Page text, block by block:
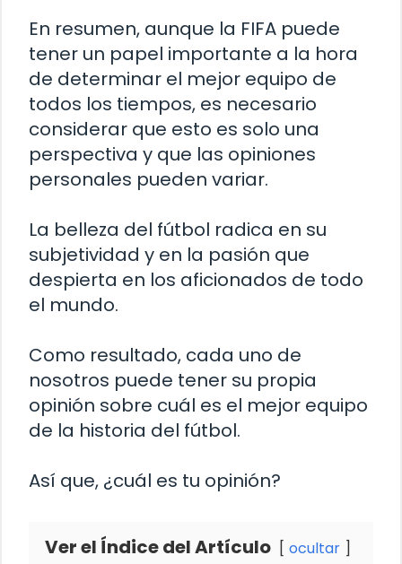
En resumen, aunque la FIFA puede
tener un papel importante a la hora
de determinar el mejor equipo de
todos los tiempos, es necesario
considerar que esto es solo una
perspectiva y que las opiniones
personales pueden variar.
La belleza del fútbol radica en su
subjetividad y en la pasión que
despierta en los aficionados de todo
el mundo.
Como resultado, cada uno de
nosotros puede tener su propia
opinión sobre cuál es el mejor equipo
de la historia del fútbol.
Así que, ¿cuál es tu opinión?
Ver el Índice del Artículo ocultar